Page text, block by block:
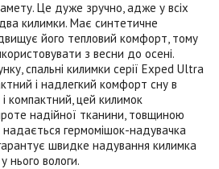
Це дуже зручно, адже у всіх
килимки. Має синтетичне
його тепловий комфорт, тому
з весни до осені.
спальні килимки серії Exped Ultra
і надлегкий комфорт сну в
компактний, цей килимок
надійної тканини, товщиною
надається гермомішок-надувачка
швидке надування килимка
нього вологи.